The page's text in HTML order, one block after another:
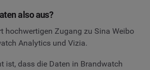
also aus?
hochwertigen Zugang zu Sina Weibo
Analytics und Vizia.
ist, dass die Daten in Brandwatch